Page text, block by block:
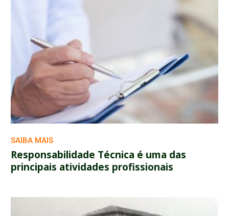
SAIBA MAIS
Responsabilidade Técnica é uma das
principais atividades profissionais